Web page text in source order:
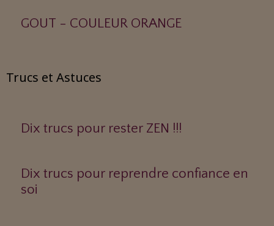
GOUT - COULEUR ORANGE
Trucs et Astuces
Dix trucs pour rester ZEN !!!
Dix trucs pour reprendre confiance en
soi